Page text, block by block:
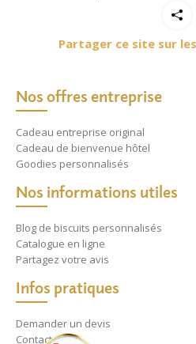
Partager ce site sur
Nos offres entreprise
Cadeau entreprise original
Cadeau de bienvenue hôtel
Goodies personnalisés
Nos informations utiles
Blog de biscuits personnalisés
Catalogue en ligne
Partagez votre avis
Infos pratiques
Demander un devis
Contact